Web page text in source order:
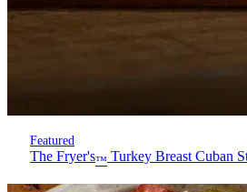
Featured
The Fryer's™ Turkey Breast Cuban